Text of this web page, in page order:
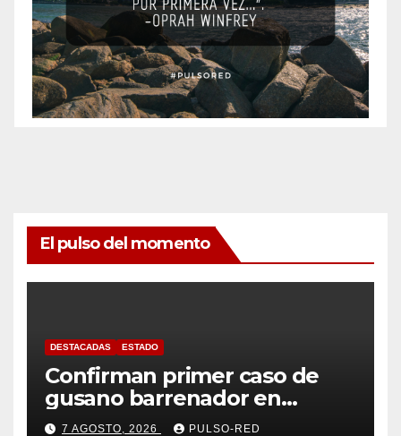
El pulso del momento
DESTACADAS ESTADO
Confirman primer caso de
gusano barrenador en
humano en Tlaxcala
7 AGOSTO, 2026 PULSO-RED